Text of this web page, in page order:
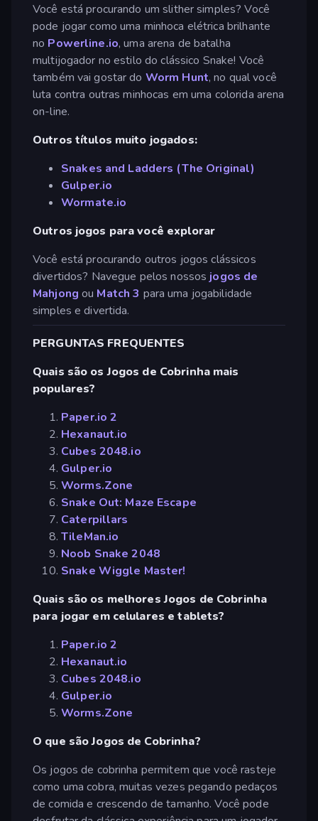
Você está procurando um slither simples? Você
pode jogar como uma minhoca elétrica brilhante
no Powerline.io, uma arena de batalha
multijogador no estilo do clássico Snake! Você
também vai gostar do Worm Hunt, no qual você
luta contra outras minhocas em uma colorida arena
on-line.
Outros títulos muito jogados:
Snakes and Ladders (The Original)
Gulper.io
Wormate.io
Outros jogos para você explorar
Você está procurando outros jogos clássicos
divertidos? Navegue pelos nossos jogos de
Mahjong ou Match 3 para uma jogabilidade
simples e divertida.
PERGUNTAS FREQUENTES
Quais são os Jogos de Cobrinha mais
populares?
Paper.io 2
Hexanaut.io
Cubes 2048.io
Gulper.io
Worms.Zone
Snake Out: Maze Escape
Caterpillars
TileMan.io
Noob Snake 2048
Snake Wiggle Master!
Quais são os melhores Jogos de Cobrinha
para jogar em celulares e tablets?
Paper.io 2
Hexanaut.io
Cubes 2048.io
Gulper.io
Worms.Zone
O que são Jogos de Cobrinha?
Os jogos de cobrinha permitem que você rasteje
como uma cobra, muitas vezes pegando pedaços
de comida e crescendo de tamanho. Você pode